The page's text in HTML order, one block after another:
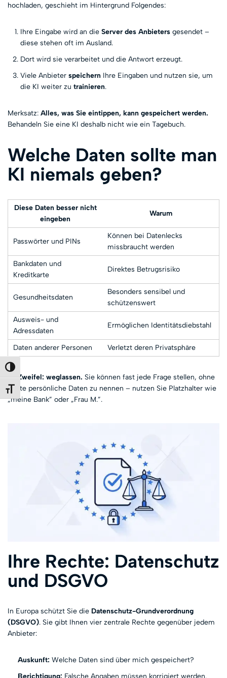
Umschalten auf hohe Kontraste
Schrift vergrößern
hochladen, geschieht im Hintergrund Folgendes:
Ihre Eingabe wird an die Server des Anbieters gesendet –
diese stehen oft im Ausland.
Dort wird sie verarbeitet und die Antwort erzeugt.
Viele Anbieter speichern Ihre Eingaben und nutzen sie, um
die KI weiter zu trainieren.
Merksatz: Alles, was Sie eintippen, kann gespeichert werden.
Behandeln Sie eine KI deshalb nicht wie ein Tagebuch.
Welche Daten sollte man
KI niemals geben?
Diese Daten besser nicht
eingeben
Warum
Passwörter und PINs
Können bei Datenlecks
missbraucht werden
Bankdaten und
Kreditkarte
Direktes Betrugsrisiko
Gesundheitsdaten
Besonders sensibel und
schützenswert
Ausweis- und
Adressdaten
Ermöglichen Identitätsdiebstahl
Daten anderer Personen Verletzt deren Privatsphäre
Im Zweifel: weglassen. Sie können fast jede Frage stellen, ohne
echte persönliche Daten zu nennen – nutzen Sie Platzhalter wie
„meine Bank” oder „Frau M.”.
Ihre Rechte: Datenschutz
und DSGVO
In Europa schützt Sie die Datenschutz-Grundverordnung
(DSGVO). Sie gibt Ihnen vier zentrale Rechte gegenüber jedem
Anbieter:
Auskunft: Welche Daten sind über mich gespeichert?
Berichtigung: Falsche Angaben müssen korrigiert werden.